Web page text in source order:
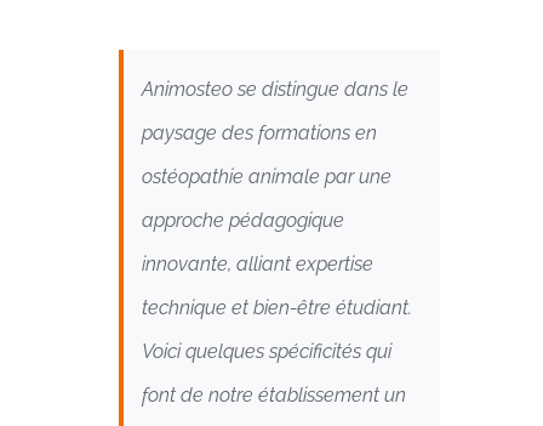
Animosteo se distingue dans le
paysage des formations en
ostéopathie animale par une
approche pédagogique
innovante, alliant expertise
technique et bien-être étudiant.
Voiciquelques spécificités qui
font de notre établissement un